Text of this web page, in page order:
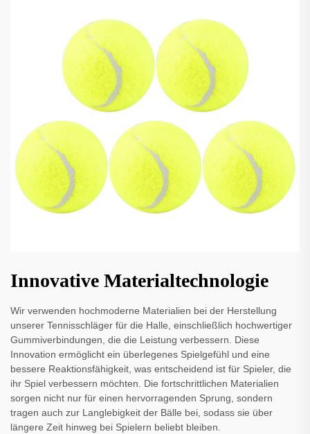
Innovative Materialtechnologie
Wir verwenden hochmoderne Materialien bei der Herstellung
unserer Tennisschläger für die Halle, einschließlich hochwertiger
Gummiverbindungen, die die Leistung verbessern. Diese
Innovation ermöglicht ein überlegenes Spielgefühl und eine
bessere Reaktionsfähigkeit, was entscheidend ist für Spieler, die
ihr Spiel verbessern möchten. Die fortschrittlichen Materialien
sorgen nicht nur für einen hervorragenden Sprung, sondern
tragen auch zur Langlebigkeit der Bälle bei, sodass sie über
längere Zeit hinweg bei Spielern beliebt bleiben.